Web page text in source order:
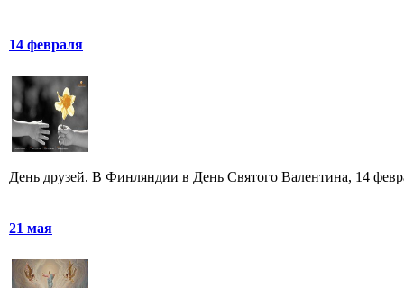
14 февраля
День друзей. В Финляндии в День Святого Валентина, 14
21 мая